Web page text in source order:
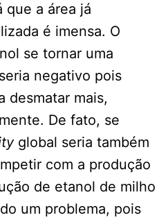
que a área já
é imensa. O
se tornar uma
negativo pois
desmatar mais,
De fato, se
global seria também
com a produção
de etanol de milho
um problema, pois